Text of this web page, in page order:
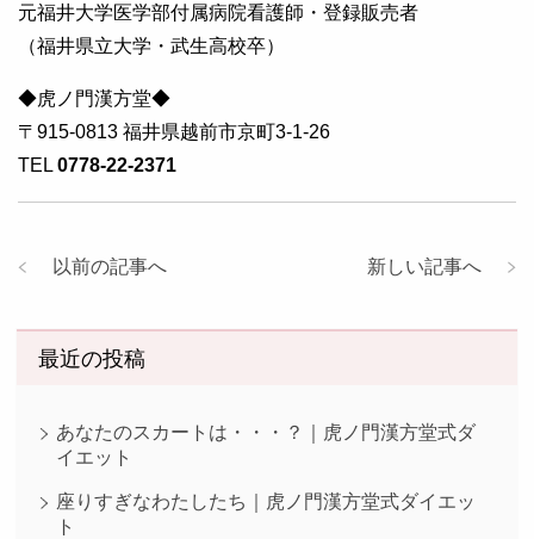
元福井大学医学部付属病院看護師・登録販売者
（福井県立大学・武生高校卒）
◆虎ノ門漢方堂◆
〒915-0813 福井県越前市京町3-1-26
TEL 0778-22-2371
新しい記事へ
以前の記事へ
最近の投稿
あなたのスカートは・・・？｜虎ノ門漢方堂式ダ
イエット
座りすぎなわたしたち｜虎ノ門漢方堂式ダイエッ
ト